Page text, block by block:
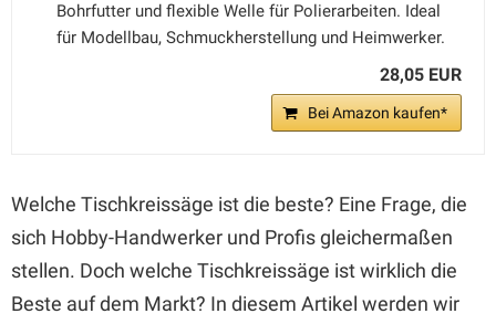
Bohrfutter und flexible Welle für Polierarbeiten. Ideal
für Modellbau, Schmuckherstellung und Heimwerker.
28,05 EUR
Bei Amazon kaufen*
Welche Tischkreissäge ist die beste? Eine Frage, die
sich Hobby-Handwerker und Profis gleichermaßen
stellen. Doch welche Tischkreissäge ist wirklich die
Beste auf dem Markt? In diesem Artikel werden wir